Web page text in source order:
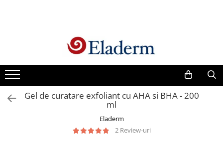
Vezi toate produsele
Creme cu protectie solara
Produse Antirid
Produse Hidratante
Gel de curatare exfoliant cu AHA si BHA - 200
ml
Eladerm
2 Review-uri